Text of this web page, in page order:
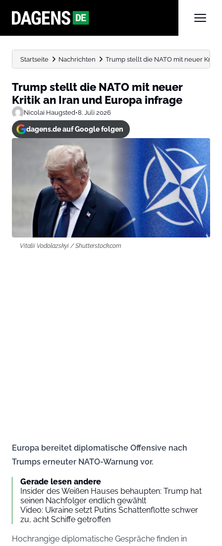
Startseite Nachrichten Trump stellt die NATO mit neuer Kritik
Trump stellt die NATO mit neuer
Kritik an Iran und Europa infrage
Nicolai Haugsted•8. Juli 2026
dagens.de auf Google folgen
Vitalii Vodolazskyi / Shutterstock.com
Europa bereitet diplomatische Offensive nach
Trumps erneuter NATO-Warnung vor.
Gerade lesen andere
Insider des Weißen Hauses behaupten: Trump hat
seinen Nachfolger endlich gewählt
Video: Ukraine setzt Putins Schattenflotte schwer
zu, acht Schiffe getroffen
Hochrangige diplomatische Gespräche finden in